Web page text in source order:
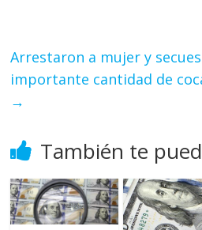
Arrestaron a mujer y
importante cantidad de
→
También te